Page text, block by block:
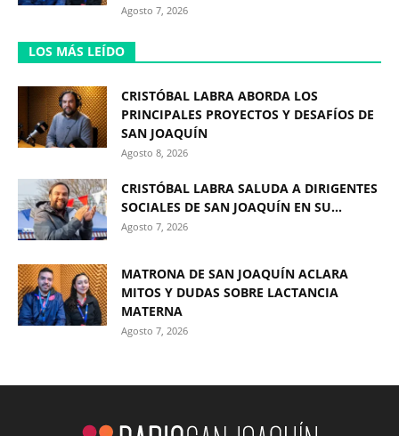
Agosto 7, 2026
LOS MÁS LEÍDO
CRISTÓBAL LABRA ABORDA LOS
PRINCIPALES PROYECTOS Y DESAFÍOS DE
SAN JOAQUÍN
Agosto 8, 2026
CRISTÓBAL LABRA SALUDA A DIRIGENTES
SOCIALES DE SAN JOAQUÍN EN SU...
Agosto 7, 2026
MATRONA DE SAN JOAQUÍN ACLARA
MITOS Y DUDAS SOBRE LACTANCIA
MATERNA
Agosto 7, 2026